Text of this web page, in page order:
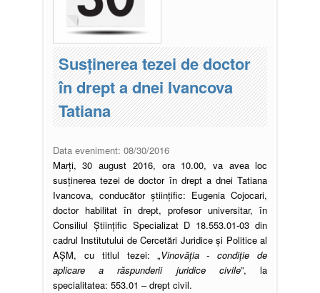
Susţinerea tezei de doctor
în drept a dnei Ivancova
Tatiana
Data eveniment: 08/30/2016
Marți, 30 august 2016, ora 10.00, va avea loc
susţinerea tezei de doctor în drept a dnei Tatiana
Ivancova, conducător ştiinţific: Eugenia Cojocari,
doctor habilitat în drept, profesor universitar, în
Consiliul Ştiinţific Specializat D 18.553.01-03 din
cadrul Institutului de Cercetări Juridice și Politice al
AŞM, cu titlul tezei: „Vinovăţia - condiţie de
aplicare a răspunderii juridice civile”, la
specialitatea: 553.01 – drept civil.